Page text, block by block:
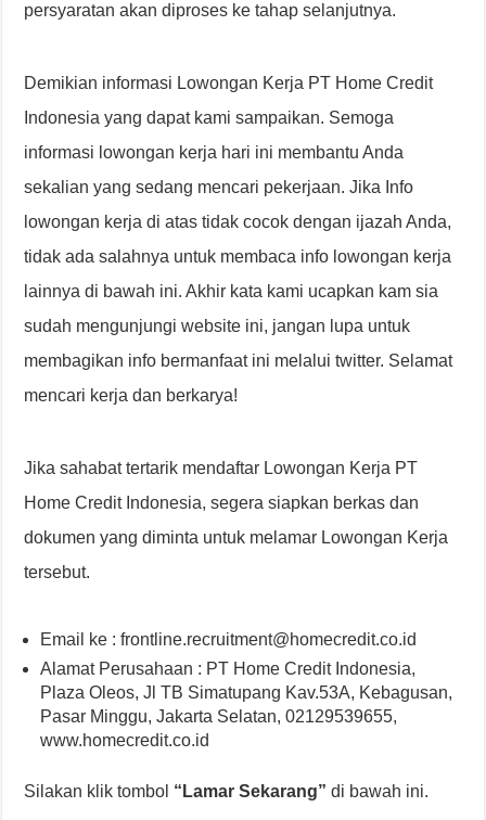
persyaratan akan diproses ke tahap selanjutnya.
Demikian informasi Lowongan Kerja PT Home Credit
Indonesia yang dapat kami sampaikan. Semoga
informasi lowongan kerja hari ini membantu Anda
sekalian yang sedang mencari pekerjaan. Jika Info
lowongan kerja di atas tidak cocok dengan ijazah Anda,
tidak ada salahnya untuk membaca info lowongan kerja
lainnya di bawah ini. Akhir kata kami ucapkan kam sia
sudah mengunjungi website ini, jangan lupa untuk
membagikan info bermanfaat ini melalui twitter. Selamat
mencari kerja dan berkarya!
Jika sahabat tertarik mendaftar Lowongan Kerja PT
Home Credit Indonesia, segera siapkan berkas dan
dokumen yang diminta untuk melamar Lowongan Kerja
tersebut.
Email ke : frontline.recruitment@homecredit.co.id
Alamat Perusahaan : PT Home Credit Indonesia,
Plaza Oleos, Jl TB Simatupang Kav.53A, Kebagusan,
Pasar Minggu, Jakarta Selatan, 02129539655,
www.homecredit.co.id
Silakan klik tombol “Lamar Sekarang” di bawah ini.